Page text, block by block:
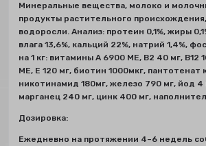
Минеральные вещества, молоко и
продукты растительного
водоросли. Анализ: протеин 0,1%, жиры
влага 13,6%, кальций 22%, натрий 1,4%,
на 1 кг: витамины А 6900 МЕ, В2 40 мг, В12
МЕ, Е 120 мг, биотин 1000мкг, пантотенат
никотинамид 180мг, железо 790 мг, йод 4
марганец 240 мг, цинк 400 мг,
Дозировка:
Ежедневно на протяжении 4–6 недель